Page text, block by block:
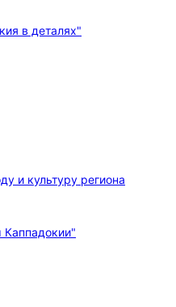
и культуру региона